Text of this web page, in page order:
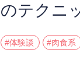
のテクニ
#体験談 #肉食系